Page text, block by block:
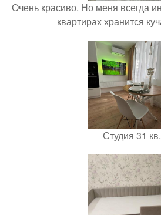
Очень красиво. Но меня всегда
квартирах хранится
Студия 31 кв.